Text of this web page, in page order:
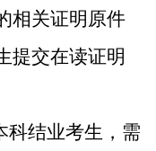
相关证明原件
提交在读证明
科结业考生，需